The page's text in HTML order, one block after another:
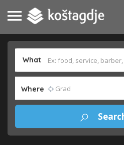
What
Where